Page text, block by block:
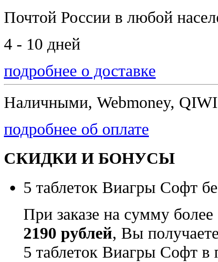
Почтой России в любой
4 - 10 дней
подробнее о доставке
Наличными, Webmoney,
подробнее об оплате
СКИДКИ И БОНУСЫ
5 таблеток Виагры Софт
При заказе на сумму более
2190 рублей, Вы
5 таблеток Виагры Софт в